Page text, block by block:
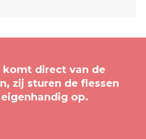
komt direct van de
zij sturen de flessen
op.